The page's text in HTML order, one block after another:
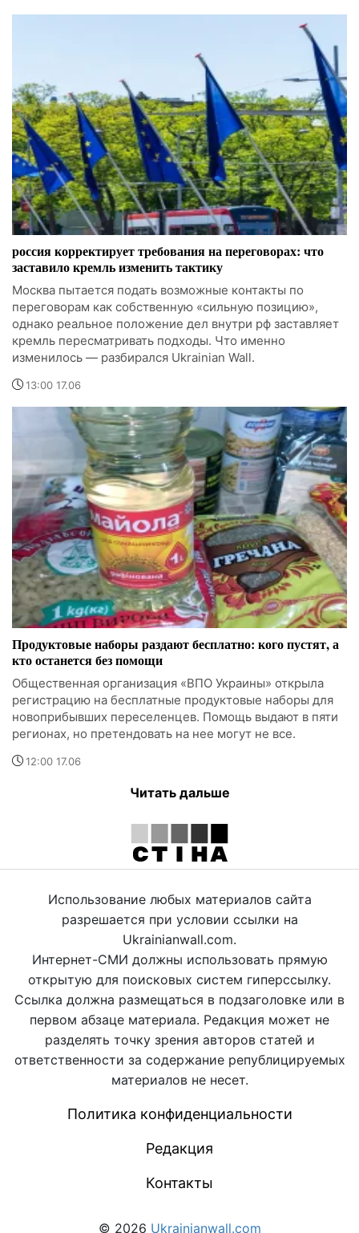
россия корректирует требования на переговорах: что
заставило кремль изменить тактику
Москва пытается подать возможные контакты по
переговорам как собственную «сильную позицию»,
однако реальное положение дел внутри рф заставляет
кремль пересматривать подходы. Что именно
изменилось — разбирался Ukrainian Wall.
13:00 17.06
Продуктовые наборы раздают бесплатно: кого пустят, а
кто останется без помощи
Общественная организация «ВПО Украины» открыла
регистрацию на бесплатные продуктовые наборы для
новоприбывших переселенцев. Помощь выдают в пяти
регионах, но претендовать на нее могут не все.
12:00 17.06
Читать дальше
Использование любых материалов сайта
разрешается при условии ссылки на
Ukrainianwall.com.
Интернет-СМИ должны использовать прямую
открытую для поисковых систем гиперссылку.
Ссылка должна размещаться в подзаголовке или в
первом абзаце материала. Редакция может не
разделять точку зрения авторов статей и
ответственности за содержание републицируемых
материалов не несет.
Политика конфиденциальности
Редакция
Контакты
© 2026 Ukrainianwall.com